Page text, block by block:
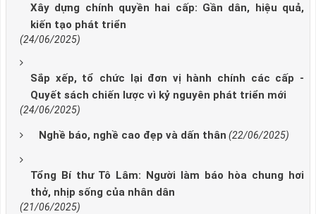
Xây dựng chính quyền hai cấp: Gần dân, hiệu quả,
kiến tạo phát triển
(24/06/2025)
Sắp xếp, tổ chức lại đơn vị hành chính các cấp -
Quyết sách chiến lược vì kỷ nguyên phát triển mới
(24/06/2025)
Nghề báo, nghề cao đẹp và dấn thân (22/06/2025)
Tổng Bí thư Tô Lâm: Người làm báo hòa chung hơi
thở, nhịp sống của nhân dân
(21/06/2025)